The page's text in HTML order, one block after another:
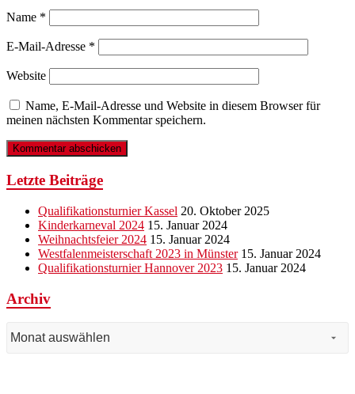
Name *
E-Mail-Adresse *
Website
Name, E-Mail-Adresse und Website in diesem Browser für
meinen nächsten Kommentar speichern.
Letzte Beiträge
Qualifikationsturnier Kassel 20. Oktober 2025
Kinderkarneval 2024 15. Januar 2024
Weihnachtsfeier 2024 15. Januar 2024
Westfalenmeisterschaft 2023 in Münster 15. Januar 2024
Qualifikationsturnier Hannover 2023 15. Januar 2024
Archiv